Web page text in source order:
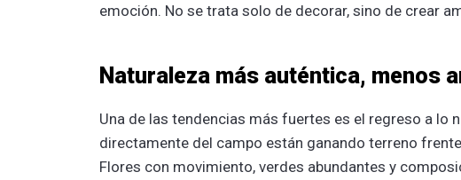
emoción. No se trata solo de decorar, sino de crear
Naturaleza más auténtica, menos
Una de las tendencias más fuertes es el regreso a lo
directamente del campo están ganando terreno
Flores con movimiento, verdes abundantes y